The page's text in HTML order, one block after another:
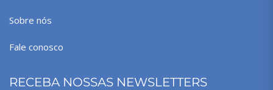
Sobre nós
Fale conosco
RECEBA NOSSAS NEWSLETTERS